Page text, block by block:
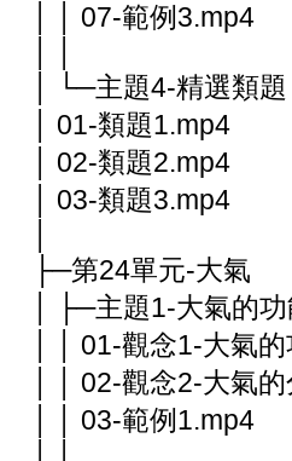
│ │ 07-範例3.mp4
│ └─主題4-精選類題
│ 01-類題1.mp4
│ 02-類題2.mp4
│ 03-類題3.mp4
├─第24單元-大氣
│ ├─主題1-大氣的
│ │ 01-觀念1-大氣
│ │ 02-觀念2-大氣
│ │ 03-範例1.mp4